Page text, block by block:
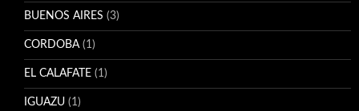
BUENOS AIRES (3)
CORDOBA(1)
EL CALAFATE (1)
IGUAZU (1)